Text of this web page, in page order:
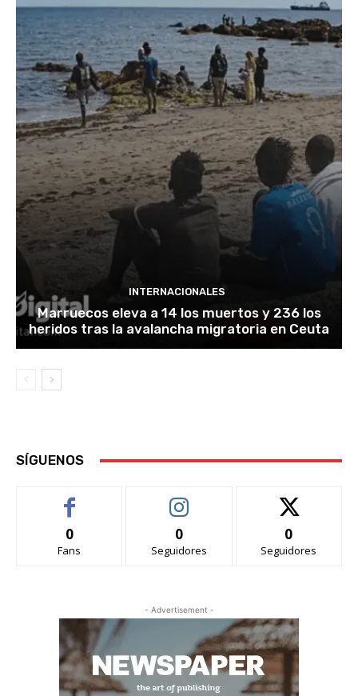
INTERNACIONALES
Marruecos eleva a 14 los muertos y 236 los
heridos tras la avalancha migratoria en Ceuta
SÍGUENOS
0
Fans
0
Seguidores
0
Seguidores
- Advertisement -